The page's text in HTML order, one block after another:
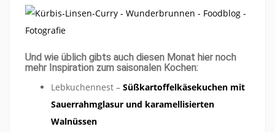
Und wie üblich gibts auch diesen Monat hier noch
mehr Inspiration zum saisonalen Kochen:
Lebkuchennest – Süßkartoffelkäsekuchen mit
Sauerrahmglasur und karamellisierten
Walnüssen